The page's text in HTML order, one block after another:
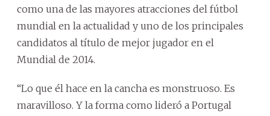
como una de las mayores atracciones del fútbol
mundial en la actualidad y uno de los principales
candidatos al título de mejor jugador en el
Mundial de 2014.
“Lo que él hace en la cancha es monstruoso. Es
maravilloso. Y la forma como lideró a Portugal